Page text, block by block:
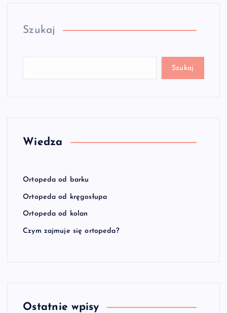
Szukaj
Szukaj
Wiedza
Ortopeda od barku
Ortopeda od kręgosłupa
Ortopeda od kolan
Czym zajmuje się ortopeda?
Ostatnie wpisy